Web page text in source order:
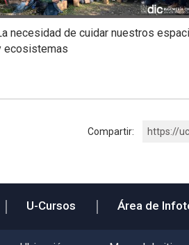
necesidad de cuidar nuestros
ecosistemas
Compartir: https://
U-Cursos Área de